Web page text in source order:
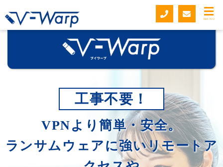
MENU
工事不要！
VPNより簡単・安全。
ランサムウェアに強いリモートア